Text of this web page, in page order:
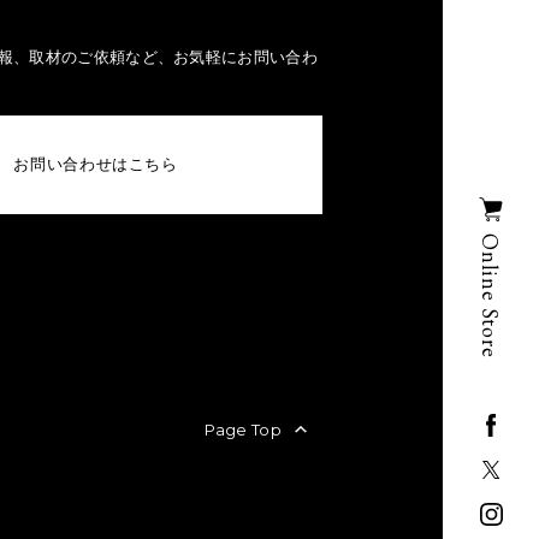
Online Store
、取材のご依頼など、お気軽にお問い合わ
お問い合わせはこちら
Page Top